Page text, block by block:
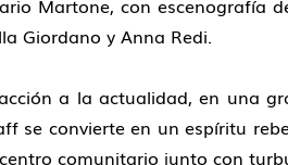
Giordano y Anna Redi.
a la actualidad, en una
se convierte en un espíritu
comunitario junto con